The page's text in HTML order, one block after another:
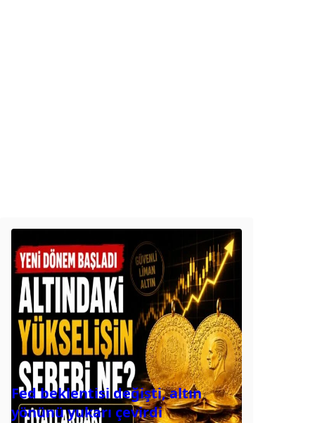
Fed beklentisi değişti, altın
yönünü yukarı çevirdi